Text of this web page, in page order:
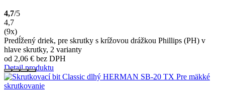
4,7/5
4,7
(9x)
Predĺžený driek, pre skrutky s krížovou drážkou Phillips (PH) v
hlave skrutky, 2 varianty
od 2,06 € bez DPH
Detail produktu